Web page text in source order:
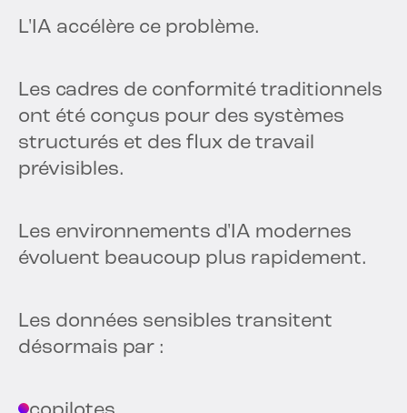
L'IA accélère ce problème.
Les cadres de conformité traditionnels
ont été conçus pour des systèmes
structurés et des flux de travail
prévisibles.
Les environnements d'IA modernes
évoluent beaucoup plus rapidement.
Les données sensibles transitent
désormais par :